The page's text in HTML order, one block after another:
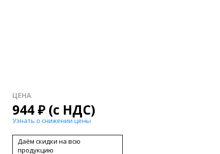
ЦЕНА
944₽(с НДС)
Узнать о снижении цены
Даём скидки на всю
продукцию